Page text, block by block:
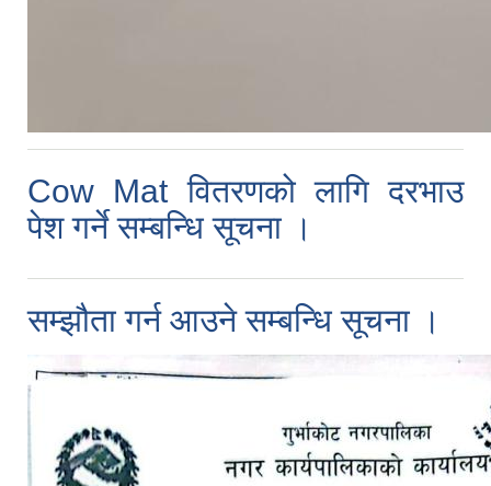
Cow Mat वितरणको लागि दरभाउ
पेश गर्ने सम्बन्धि सूचना ।
सम्झौता गर्न आउने सम्बन्धि सूचना ।